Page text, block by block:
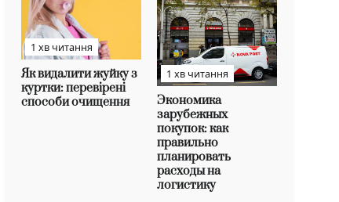
1 хв читання
Як видалити жуйку з
куртки: перевірені
способи очищення
1 хв читання
Экономика
зарубежных
покупок: как
правильно
планировать
расходы на
логистику